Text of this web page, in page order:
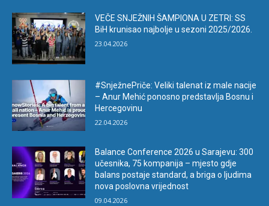
VEČE SNJEŽNIH ŠAMPIONA U ZETRI: SS
BiH krunisao najbolje u sezoni 2025/2026.
23.04.2026
#SnježnePriče: Veliki talenat iz male nacije
– Anur Mehić ponosno predstavlja Bosnu i
Hercegovinu
22.04.2026
Balance Conference 2026 u Sarajevu: 300
učesnika, 75 kompanija – mjesto gdje
balans postaje standard, a briga o ljudima
nova poslovna vrijednost
09.04.2026